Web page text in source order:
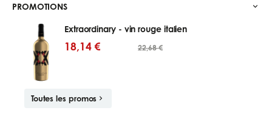
PROMOTIONS
Extraordinary - vin rouge italien
18,14 € 22,68 €
Toutes les promos